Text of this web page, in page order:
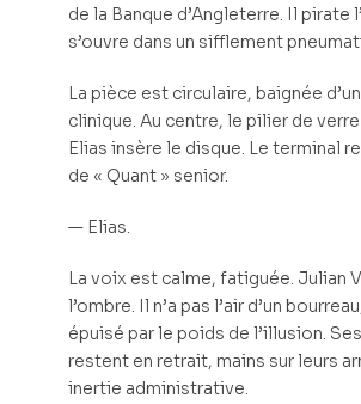
de la Banque d’Angleterre. Il pirate
s’ouvre dans un sifflement
La pièce est circulaire, baignée
clinique. Au centre, le pilier de
Elias insère le disque. Le terminal
de « Quant » senior.
— Elias.
La voix est calme, fatiguée. Julian
l’ombre. Il n’a pas l’air d’un
épuisé par le poids de l’illusion.
restent en retrait, mains sur leurs
inertie administrative.